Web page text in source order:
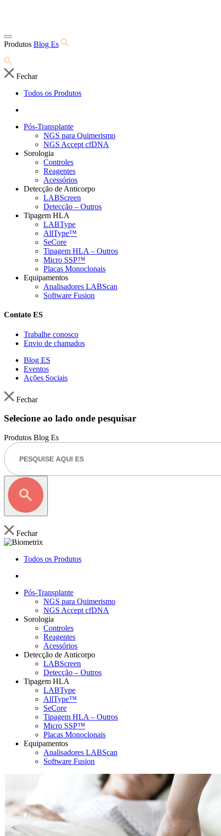
Produtos Blog Es
Fechar
Todos os Produtos
Pós-Transplante
NGS para Quimerismo
NGS Accept cfDNA
Sorologia
Controles
Reagentes
Acessórios
Detecção de Anticorpo
LABScreen
Detecção – Outros
Tipagem HLA
LABType
AllType™
SeCore
Tipagem HLA – Outros
Micro SSP™
Placas Monoclonais
Equipamentos
Analisadores LABScan
Software Fusion
Contato ES
Trabalhe conosco
Envio de chamados
Blog ES
Eventos
Ações Sociais
Fechar
Selecione ao lado onde pesquisar
Produtos Blog Es
Fechar
Todos os Produtos
Pós-Transplante
NGS para Quimerismo
NGS Accept cfDNA
Sorologia
Controles
Reagentes
Acessórios
Detecção de Anticorpo
LABScreen
Detecção – Outros
Tipagem HLA
LABType
AllType™
SeCore
Tipagem HLA – Outros
Micro SSP™
Placas Monoclonais
Equipamentos
Analisadores LABScan
Software Fusion